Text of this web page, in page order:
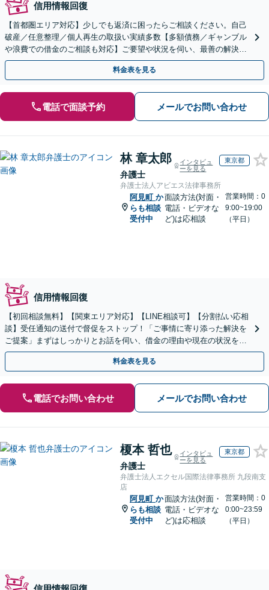
信用情報回復
【首都圏エリア対応】少しでも返済に困ったらご相談ください。自己
破産／任意整理／個人再生の取扱い実績多数【多額債務／ギャンブル
や浪費での借金のご相談も対応】ご要望や状況を伺い、最善の解決を
目指します
料金表を見る
電話で面談予約 メールでお問い合わせ
林 章太郎
弁護士
インタビュ
ーを見る
東京都
弁護士法人アビエス法律事務所
阿見町 か
らも相談
受付中
面談方法(対面・
電話・ビデオな
ど)は応相談
営業時間：0
9:00~19:00
（平日）
信用情報回復
【初回相談無料】【関東エリア対応】【LINE相談可】【分割払い応相
談】受任通知の送付で督促をストップ！「ご事情に寄り添った解決を
ご提案」まずはしっかりとお話を伺い、借金の理由や現在の状況を丁
寧にお聞きするので、ぜひお気軽にご相談ください。
料金表を見る
電話でお問い合わせ メールでお問い合わせ
榎本 哲也
弁護士
インタビュ
ーを見る
東京都
弁護士法人エクセル国際法律事務所 九段南支
店
阿見町 か
らも相談
受付中
面談方法(対面・
電話・ビデオな
ど)は応相談
営業時間：0
0:00~23:59
（平日）